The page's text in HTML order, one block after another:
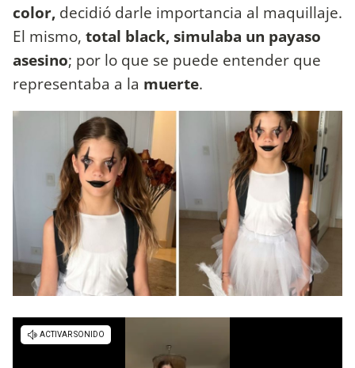
color, decidió darle importancia al maquillaje.
El mismo, total black, simulaba un payaso
asesino; por lo que se puede entender que
representaba a la muerte.